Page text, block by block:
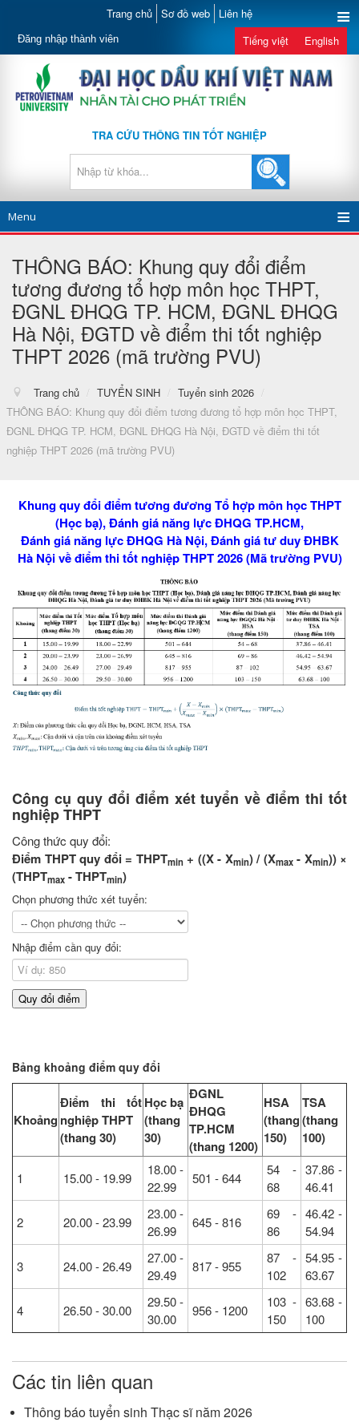
Trang chủ Sơ đồ web Liên hệ
Đăng nhập thành viên Tiếng việt English
TRA CỨU THÔNG TIN TỐT NGHIỆP
Menu
THÔNG BÁO: Khung quy đổi điểm
tương đương tổ hợp môn học THPT,
ĐGNL ĐHQG TP. HCM, ĐGNL ĐHQG
Hà Nội, ĐGTD về điểm thi tốt nghiệp
THPT 2026 (mã trường PVU)
Trang chủ / TUYỂN SINH / Tuyển sinh 2026
/
THÔNG BÁO: Khung quy đổi điểm tương đương tổ hợp môn học THPT,
ĐGNL ĐHQG TP. HCM, ĐGNL ĐHQG Hà Nội, ĐGTD về điểm thi tốt
nghiệp THPT 2026 (mã trường PVU)
Khung quy đổi điểm tương đương Tổ hợp môn học THPT
(Học bạ), Đánh giá năng lực ĐHQG TP.HCM,
Đánh giá năng lực ĐHQG Hà Nội, Đánh giá tư duy ĐHBK
Hà Nội về điểm thi tốt nghiệp THPT 2026 (Mã trường PVU)
Công cụ quy đổi điểm xét tuyển về điểm thi tốt
nghiệp THPT
Công thức quy đổi:
Điểm THPT quy đổi = THPTmin+ ((X - Xmin) / (Xmax- Xmin)) ×
(THPTmax - THPTmin)
Chọn phương thức xét tuyển:
Nhập điểm cần quy đổi:
Quy đổi điểm
Bảng khoảng điểm quy đổi
Khoảng
Điểm thi tốt
nghiệp THPT
(thang 30)
Học bạ
(thang
30)
ĐGNL
ĐHQG
TP.HCM
(thang 1200)
HSA
(thang
150)
TSA
(thang
100)
1 15.00 - 19.99
18.00 -
22.99
501 - 644
54 -
68
37.86 -
46.41
2 20.00 - 23.99
23.00 -
26.99
645 - 816
69 -
86
46.42 -
54.94
3 24.00 - 26.49
27.00 -
29.49
817 - 955
87 -
102
54.95 -
63.67
4 26.50 - 30.00
29.50 -
30.00
956 - 1200
103 -
150
63.68 -
100
Các tin liên quan
Thông báo tuyển sinh Thạc sĩ năm 2026